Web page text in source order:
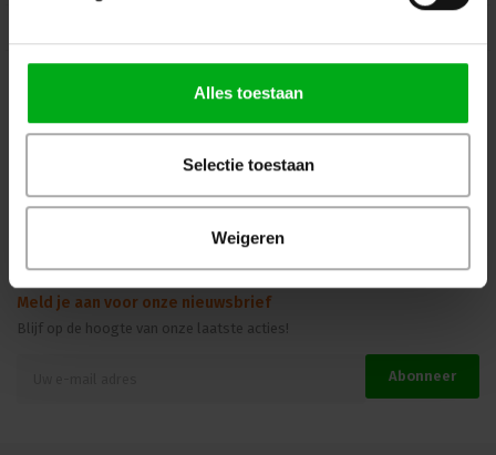
Alles toestaan
Selectie toestaan
Weigeren
Meld je aan voor onze nieuwsbrief
Blijf op de hoogte van onze laatste acties!
Abonneer